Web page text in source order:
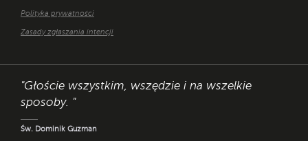
Polityka prywatności
Zasady zgłaszania intencji
"Głoście wszystkim, wszędzie i na wszelkie
sposoby. "
Św. Dominik Guzman